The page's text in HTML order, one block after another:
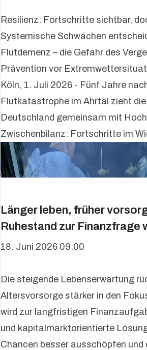
Resilienz: Fortschritte sichtbar,
Systemische Schwächen
Flutdemenz – die Gefahr des
Prävention vor
Köln, 1. Juli 2026 - Fünf Jahre
Flutkatastrophe im Ahrtal zieht
Deutschland gemeinsam mit
Zwischenbilanz: Fortschritte im
Länger leben, früher
Ruhestand zur Finanzfrage
18. Juni 2026 09:00
Die steigende Lebenserwartung
Altersvorsorge stärker in den
wird zur langfristigen
und kapitalmarktorientierte
Chancen besser ausschöpfen und